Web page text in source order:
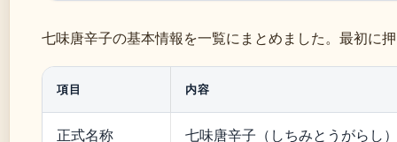
七味唐辛子の基本情報を一覧にまとめました。最初に
項目 内容
正式名称 七味唐辛子（しちみとうがらし）